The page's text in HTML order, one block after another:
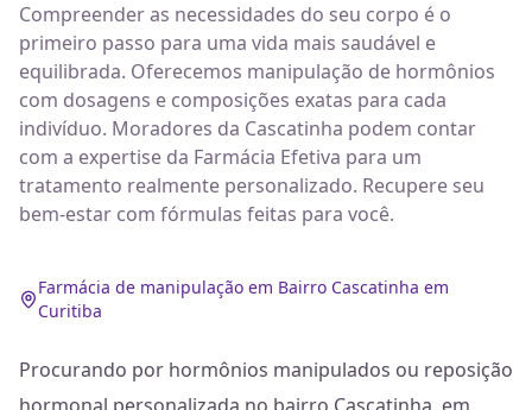
Compreender as necessidades do seu corpo é o
primeiro passo para uma vida mais saudável e
equilibrada. Oferecemos manipulação de hormônios
com dosagens e composições exatas para cada
indivíduo. Moradores da Cascatinha podem contar
com a expertise da Farmácia Efetiva para um
tratamento realmente personalizado. Recupere seu
bem-estar com fórmulas feitas para você.
Farmácia de manipulação em Bairro Cascatinha em
Curitiba
Procurando por hormônios manipulados ou reposição